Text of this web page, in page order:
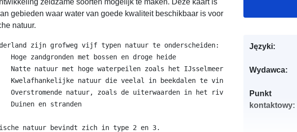
zeldzame soorten mogelijk te maken. Deze kaart is
gebieden waar water van goede kwaliteit beschikbaar is voor
natuur.
zijn grofweg vijf typen natuur te onderscheiden:
natuur bevindt zich in type 2 en 3.
Języki:
Wydawca:
Punkt
kontaktowy: